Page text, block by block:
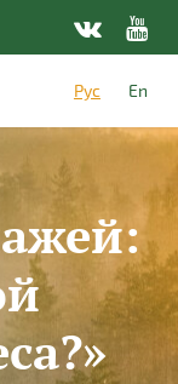
Рус
En